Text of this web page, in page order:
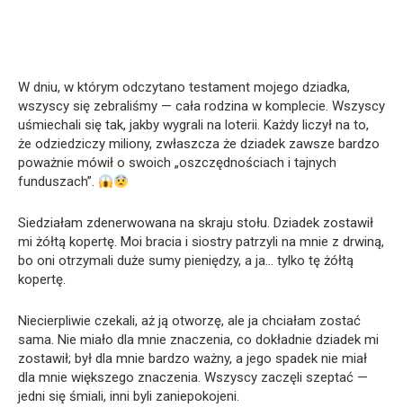
W dniu, w którym odczytano testament mojego dziadka,
wszyscy się zebraliśmy — cała rodzina w komplecie. Wszyscy
uśmiechali się tak, jakby wygrali na loterii. Każdy liczył na to,
że odziedziczy miliony, zwłaszcza że dziadek zawsze bardzo
poważnie mówił o swoich „oszczędnościach i tajnych
funduszach”.
Siedziałam zdenerwowana na skraju stołu. Dziadek zostawił
mi żółtą kopertę. Moi bracia i siostry patrzyli na mnie z drwiną,
bo oni otrzymali duże sumy pieniędzy, a ja… tylko tę żółtą
kopertę.
Niecierpliwie czekali, aż ją otworzę, ale ja chciałam zostać
sama. Nie miało dla mnie znaczenia, co dokładnie dziadek mi
zostawił; był dla mnie bardzo ważny, a jego spadek nie miał
dla mnie większego znaczenia. Wszyscy zaczęli szeptać —
jedni się śmiali, inni byli zaniepokojeni.